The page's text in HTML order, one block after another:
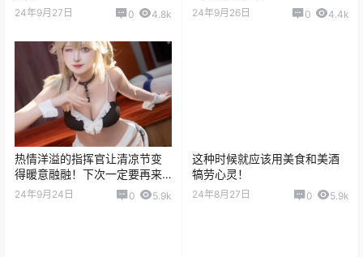
24年9月27日 0 4.8k 24年9月26日 0 4.4k
热情洋溢的指挥官让清凉节变
得暖意融融！下次一定要再来
玩耍哦！！！
24年9月24日 0 5.9k
这种时候就应该用美食和美酒
犒劳心灵！
24年8月27日 0 5.9k